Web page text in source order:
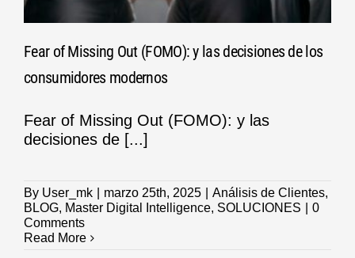
Fear of Missing Out (FOMO): y las decisiones de los
consumidores modernos
Fear of Missing Out (FOMO): y las
decisiones de [...]
By User_mk marzo 25th, 2025 Análisis de Clientes,
BLOG, Master Digital Intelligence, SOLUCIONES
0
Comments
Read More